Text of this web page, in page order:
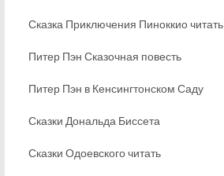
Сказка Приключения Пиноккио читать
Питер Пэн Сказочная повесть
Питер Пэн в Кенсингтонском Саду
Сказки Дональда Биссета
Сказки Одоевского читать